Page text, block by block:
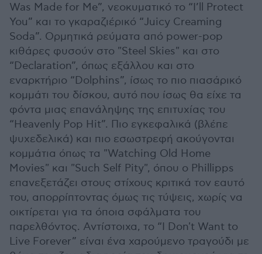
Was Made for Me”, νεοκυματικό το “I’ll Protect
You” και το γκαραζιέρικό “Juicy Creaming
Soda”. Ορμητικά ρεύματα από power-pop
κιθάρες φυσούν στο "Steel Skies" και στο
“Declaration”, όπως εξάλλου και στο
εναρκτήριο “Dolphins”, ίσως το πιο πιασάρικό
κομμάτι του δίσκου, αυτό που ίσως θα είχε τα
φόντα μιας επανάληψης της επιτυχίας του
“Heavenly Pop Hit”. Πιο εγκεφαλικά (βλέπε
ψυχεδελικά) και πιο εσωστρεφή ακούγονται
κομμάτια όπως τα "Watching Old Home
Movies" και "Such Self Pity", όπου ο Phillipps
επανεξετάζει στους στίχους κριτικά τον εαυτό
του, απορρίπτοντας όμως τις τύψεις, χωρίς να
οικτίρεται για τα όποια σφάλματα του
παρελθόντος. Αντίστοιχα, το “I Don't Want to
Live Forever” είναι ένα χαρούμενο τραγούδι με